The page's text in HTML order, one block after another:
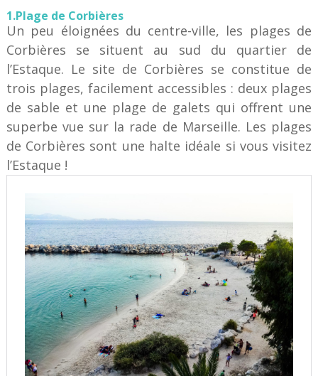
1.Plage de Corbières
Un peu éloignées du centre-ville, les plages de
Corbières se situent au sud du quartier de
l’Estaque. Le site de Corbières se constitue de
trois plages, facilement accessibles : deux plages
de sable et une plage de galets qui offrent une
superbe vue sur la rade de Marseille. Les plages
de Corbières sont une halte idéale si vous visitez
l’Estaque !